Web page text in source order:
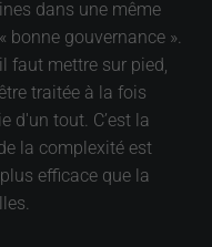
dans une même
bonne gouvernance ».
faut mettre sur pied,
traitée à la fois
d'un tout. C’est la
la complexité est
efficace que la